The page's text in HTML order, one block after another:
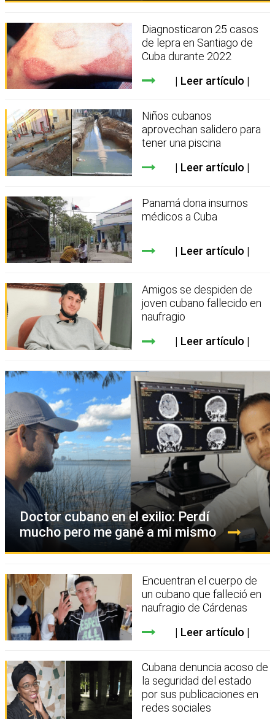
Diagnosticaron 25 casos
de lepra en Santiago de
Cuba durante 2022
Leer artículo
Niños cubanos
aprovechan salidero para
tener una piscina
Leer artículo
Panamá dona insumos
médicos a Cuba
Leer artículo
Amigos se despiden de
joven cubano fallecido en
naufragio
Leer artículo
Doctor cubano en el exilio: Perdí
mucho pero me gané a mi mismo
Encuentran el cuerpo de
un cubano que falleció en
naufragio de Cárdenas
Leer artículo
Cubana denuncia acoso de
la seguridad del estado
por sus publicaciones en
redes sociales